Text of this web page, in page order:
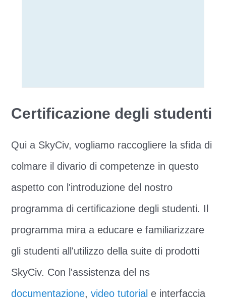
Certificazione degli studenti
Qui a SkyCiv, vogliamo raccogliere la sfida di
colmare il divario di competenze in questo
aspetto con l'introduzione del nostro
programma di certificazione degli studenti. Il
programma mira a educare e familiarizzare
gli studenti all'utilizzo della suite di prodotti
SkyCiv. Con l'assistenza del ns
documentazione,video tutorial e interfaccia